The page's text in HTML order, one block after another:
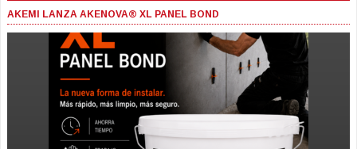
AKEMI LANZA AKENOVA® XL PANEL BOND